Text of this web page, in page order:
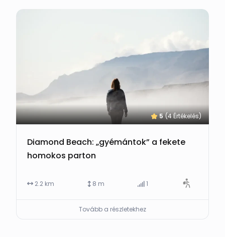
5 (4 Értékelés)
Diamond Beach: „gyémántok” a fekete
homokos parton
2.2 km 8 m 1
Tovább a részletekhez